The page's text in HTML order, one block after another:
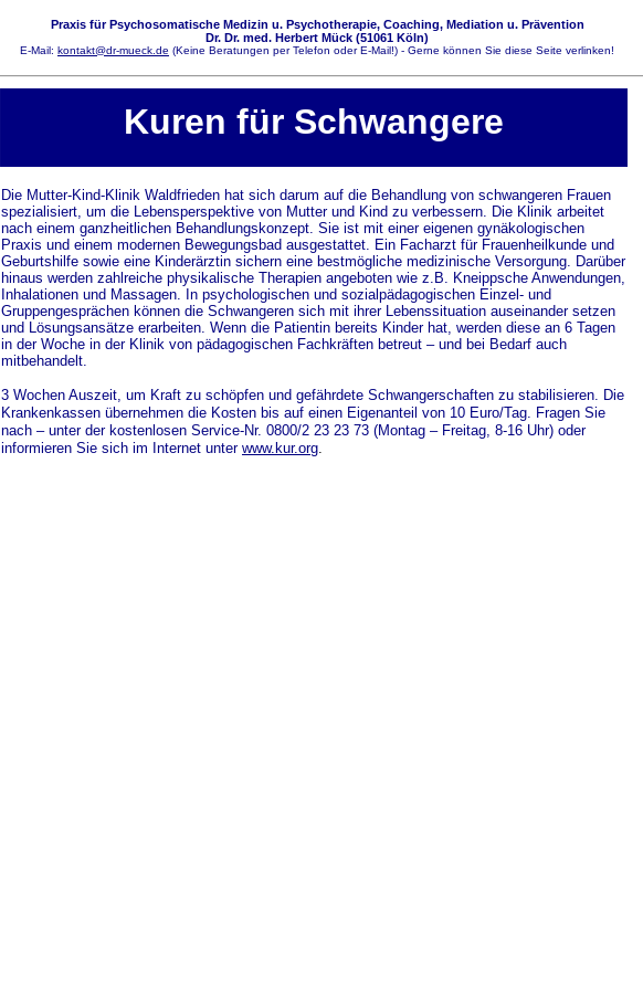
Praxis für Psychosomatische Medizin u. Psychotherapie, Coaching, Mediation u. Prävention
Dr. Dr. med. Herbert Mück (51061 Köln)
E-Mail: kontakt@dr-mueck.de (Keine Beratungen per Telefon oder E-Mail!) - Gerne können Sie diese Seite verlinken!
Kuren für Schwangere
Die Mutter-Kind-Klinik Waldfrieden hat sich darum auf die Behandlung von schwangeren Frauen
spezialisiert, um die Lebensperspektive von Mutter und Kind zu verbessern. Die Klinik arbeitet
nach einem ganzheitlichen Behandlungskonzept. Sie ist mit einer eigenen gynäkologischen
Praxis und einem modernen Bewegungsbad ausgestattet. Ein Facharzt für Frauenheilkunde und
Geburtshilfe sowie eine Kinderärztin sichern eine bestmögliche medizinische Versorgung. Darüber
hinaus werden zahlreiche physikalische Therapien angeboten wie z.B. Kneippsche Anwendungen,
Inhalationen und Massagen. In psychologischen und sozialpädagogischen Einzel- und
Gruppengesprächen können die Schwangeren sich mit ihrer Lebenssituation auseinander setzen
und Lösungsansätze erarbeiten. Wenn die Patientin bereits Kinder hat, werden diese an 6 Tagen
in der Woche in der Klinik von pädagogischen Fachkräften betreut – und bei Bedarf auch
mitbehandelt.
3 Wochen Auszeit, um Kraft zu schöpfen und gefährdete Schwangerschaften zu stabilisieren. Die
Krankenkassen übernehmen die Kosten bis auf einen Eigenanteil von 10 Euro/Tag. Fragen Sie
nach – unter der kostenlosen Service-Nr. 0800/2 23 23 73 (Montag – Freitag, 8-16 Uhr) oder
informieren Sie sich im Internet unter www.kur.org.